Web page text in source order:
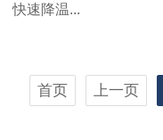
快速降温...
首页 上一页